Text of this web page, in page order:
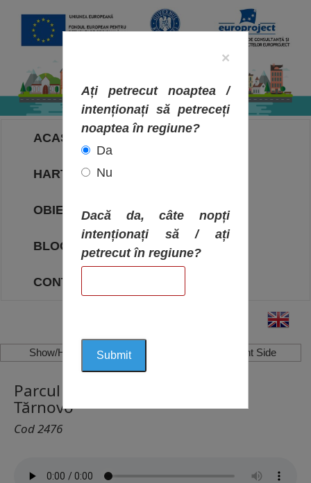
ACASA
HARTA OBIECTIVELOR
OBIECTIVE
BLOG
CONTACT
Show/Hide Left Side Show/Hide Right Side
Parcul Câmpul lui Mara, Veliko
Tărnovo
Cod 2476
×
Ați petrecut noaptea /
intenționați să petreceți
noaptea în regiune?
Da
Nu
Dacă da, câte nopți
intenționați să / ați
petrecut în regiune?